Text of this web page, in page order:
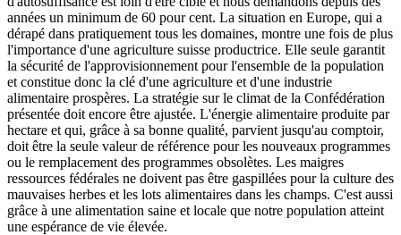
années un minimum de 60 pour cent. La situation en Europe, qui a
dérapé dans pratiquement tous les domaines, montre une fois de plus
l'importance d'une agriculture suisse productrice. Elle seule garantit
la sécurité de l'approvisionnement pour l'ensemble de la population
et constitue donc la clé d'une agriculture et d'une industrie
alimentaire prospères. La stratégie sur le climat de la Confédération
présentée doit encore être ajustée. L'énergie alimentaire produite par
hectare et qui, grâce à sa bonne qualité, parvient jusqu'au comptoir,
doit être la seule valeur de référence pour les nouveaux programmes
ou le remplacement des programmes obsolètes. Les maigres
ressources fédérales ne doivent pas être gaspillées pour la culture des
mauvaises herbes et les lots alimentaires dans les champs. C'est aussi
grâce à une alimentation saine et locale que notre population atteint
une espérance de vie élevée.